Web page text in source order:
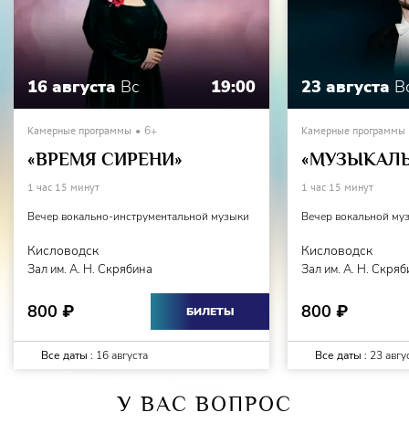
16 августа Вс 19:00
Камерные программы 6+
«ВРЕМЯ СИРЕНИ»
1 час 15 минут
Вечер вокально-инструментальной музыки
Кисловодск
Зал им. А. Н. Скрябина
800 ₽ БИЛЕТЫ
Все даты : 16 августа
23 августа
Камерные программы
1 час 15 минут
Вечер вокальной
Кисловодск
Зал им. А. Н.
800 ₽
Все даты : 23
У ВАС ВОПРОС